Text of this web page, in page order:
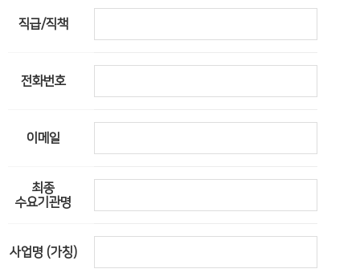
직급/직책
전화번호
이메일
최종
수요기관명
사업명 (가칭)